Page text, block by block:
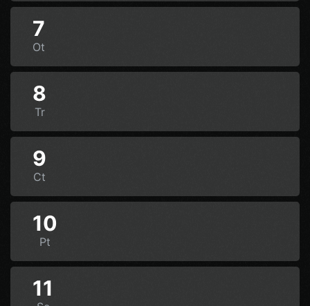
7
Ot
8
Tr
9
Ct
10
Pt
11